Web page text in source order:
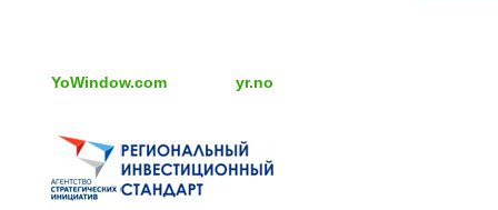
YoWindow.com yr.no